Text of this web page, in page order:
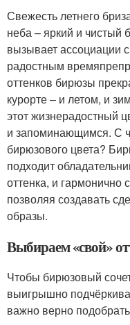
Свежесть летнего
неба – яркий и чистый
вызывает ассоциации
радостным
оттенков бирюзы
курорте – и летом, и
этот жизнерадостный
и запоминающимся. С
бирюзового цвета?
подходит
оттенка, и гармонично
позволяя создавать
образы.
Выбираем «свой»
Чтобы бирюзовый
выигрышно
важно верно